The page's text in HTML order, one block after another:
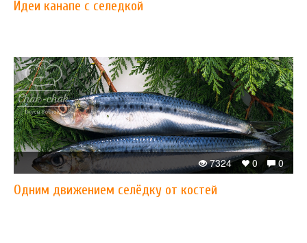
Идеи канапе с селедкой
0
0
7324
Одним движением селёдку от костей